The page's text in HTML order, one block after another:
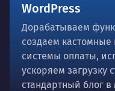
WordPress
Дорабатываем
создаем кастомные
системы оплаты,
ускоряем
стандартный блог